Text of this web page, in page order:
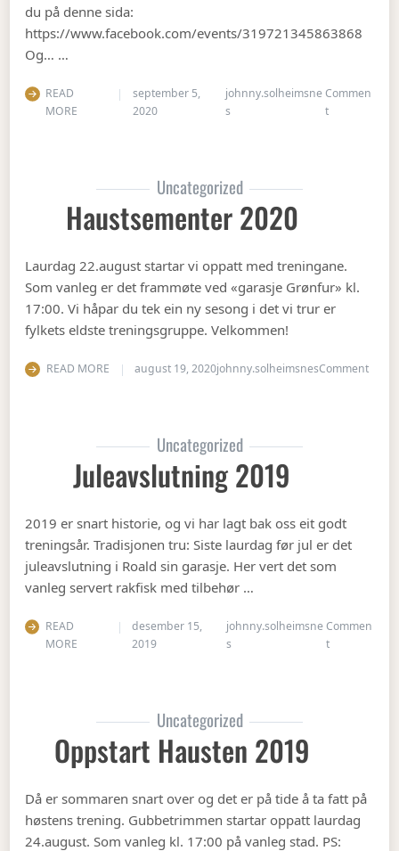
du på denne sida:
https://www.facebook.com/events/319721345863868
Og… …
READ
MORE
september 5,
2020
johnny.solheimsne
s
Commen
ton Gubbetur
Uncategorized
Haustsementer 2020
Laurdag 22.august startar vi oppatt med treningane.
Som vanleg er det frammøte ved «garasje Grønfur» kl.
17:00. Vi håpar du tek ein ny sesong i det vi trur er
fylkets eldste treningsgruppe. Velkommen!
READ MORE august 19, 2020johnny.solheimsnesCommenton
Uncategorized
Juleavslutning 2019
2019 er snart historie, og vi har lagt bak oss eit godt
treningsår. Tradisjonen tru: Siste laurdag før jul er det
juleavslutning i Roald sin garasje. Her vert det som
vanleg servert rakfisk med tilbehør …
READ
MORE
desember 15,
2019
johnny.solheimsne
s
Commen
ton
Uncategorized
Oppstart Hausten 2019
Då er sommaren snart over og det er på tide å ta fatt på
høstens trening. Gubbetrimmen startar oppatt laurdag
24.august. Som vanleg kl. 17:00 på vanleg stad. PS: